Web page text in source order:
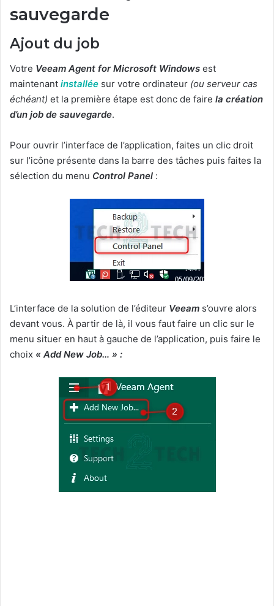
sauvegarde
Ajout du job
Votre Veeam Agent for Microsoft Windows est
maintenant installée sur votre ordinateur (ou serveur cas
échéant) et la première étape est donc de faire la création
d’un job de sauvegarde.
Pour ouvrir l’interface de l’application, faites un clic droit
sur l’icône présente dans la barre des tâches puis faites la
sélection du menu Control Panel :
L’interface de la solution de l’éditeur Veeam s’ouvre alors
devant vous. À partir de là, il vous faut faire un clic sur le
menu situer en haut à gauche de l’application, puis faire le
choix « Add New Job… » :